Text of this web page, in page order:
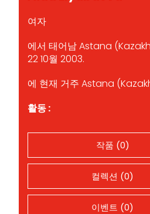
여자
에서 태어남 Astana
22 10월 2003.
에 현재 거주 Astana
활동 :
작품 (0)
컬렉션 (0)
이벤트 (0)